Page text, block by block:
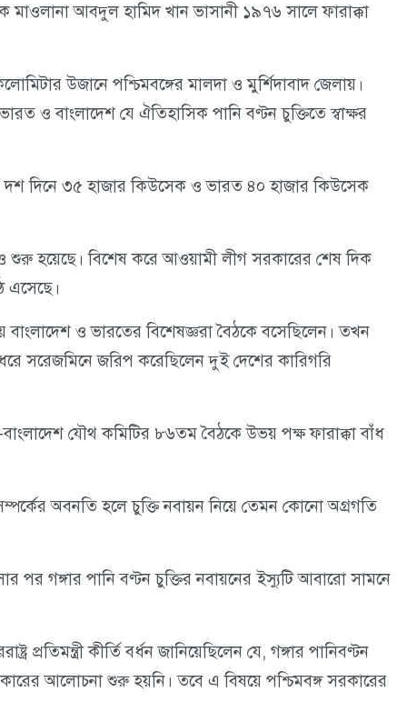
মাওলানা আবদুল হামিদ খান ভাসানী ১৯৭৬ সালে ফারাক্কা
উজানে পশ্চিমবঙ্গের মালদা ও মুর্শিদাবাদ জেলায়।
ও বাংলাদেশ যে ঐতিহাসিক পানি বণ্টন চুক্তিতে স্বাক্ষর
দশ দিনে ৩৫ হাজার কিউসেক ও ভারত ৪০ হাজার কিউসেক
হয়েছে। বিশেষ করে আওয়ামী লীগ সরকারের শেষ দিক
এসেছে।
বাংলাদেশ ও ভারতের বিশেষজ্ঞরা বৈঠকে বসেছিলেন। তখন
ধরে সরেজমিনে জরিপ করেছিলেন দুই দেশের কারিগরি
যৌথ কমিটির ৮৬তম বৈঠকে উভয় পক্ষ ফারাক্কা বাঁধ
অবনতি হলে চুক্তি নবায়ন নিয়ে তেমন কোনো অগ্রগতি
পর গঙ্গার পানি বণ্টন চুক্তির নবায়নের ইস্যুটি আবারো সামনে
কীর্তি বর্ধন জানিয়েছিলেন যে, গঙ্গার পানিবণ্টন
আলোচনা শুরু হয়নি। তবে এ বিষয়ে পশ্চিমবঙ্গ সরকারের